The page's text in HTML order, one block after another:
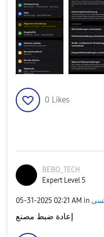
0 Likes
BEBO_TECH
Expert Level 5
‎05-31-2025 02:21 AM in
إعادة ضبط مصنع